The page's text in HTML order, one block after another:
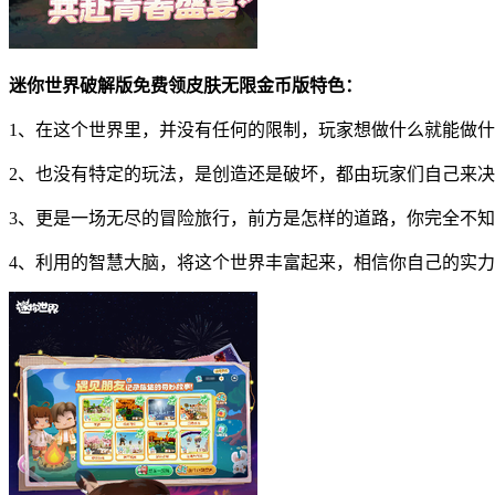
迷你世界破解版免费领皮肤无限金币版特色：
1、在这个世界里，并没有任何的限制，玩家想做什么就能做什
2、也没有特定的玩法，是创造还是破坏，都由玩家们自己来决
3、更是一场无尽的冒险旅行，前方是怎样的道路，你完全不知
4、利用的智慧大脑，将这个世界丰富起来，相信你自己的实力